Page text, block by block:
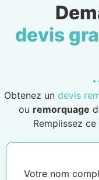
devis
Obtenez un devis
ou remorquage
Remplissez
Votre nom